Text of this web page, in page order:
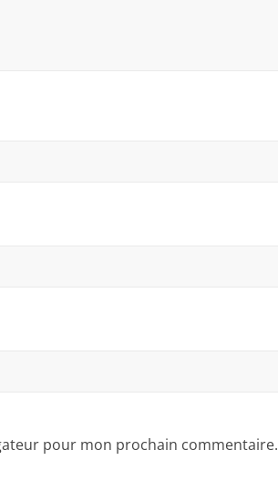
pour mon prochain commentaire.